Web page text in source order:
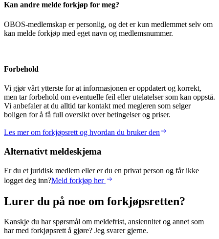
Kan andre melde forkjøp for meg?
OBOS-medlemskap er personlig, og det er kun medlemmet selv om
kan melde forkjøp med eget navn og medlemsnummer.
Forbehold
Vi gjør vårt ytterste for at informasjonen er oppdatert og korrekt,
men tar forbehold om eventuelle feil eller utelatelser som kan oppstå.
Vi anbefaler at du alltid tar kontakt med megleren som selger
boligen for å få full oversikt over betingelser og priser.
Les mer om forkjøpsrett og hvordan du bruker den
Alternativt meldeskjema
Er du et juridisk medlem eller er du en privat person og får ikke
logget deg inn?Meld forkjøp her
Lurer du på noe om forkjøpsretten?
Kanskje du har spørsmål om meldefrist, ansiennitet og annet som
har med forkjøpsrett å gjøre? Jeg svarer gjerne.